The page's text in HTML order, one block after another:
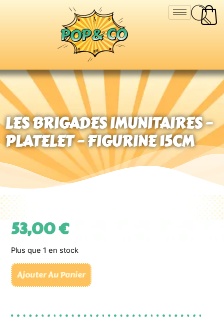
LES BRIGADES IMUNITAIRES –
PLATELET – FIGURINE 15CM
53,00€
Plus que 1 en stock
Ajouter Au Panier